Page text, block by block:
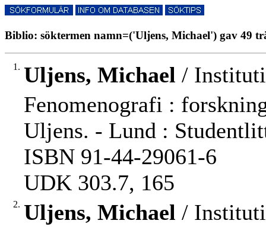
Biblio: söktermen namn=('Uljens, Michael') gav 49
1. Uljens, Michael /
Fenomenografi :
Uljens. - Lund :
ISBN 91-44-29061-6
UDK 303.7, 165
2. Uljens, Michael /